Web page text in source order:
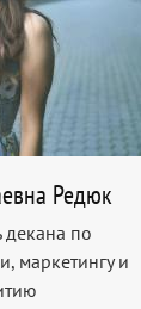
Редюк
декана по
маркетингу и